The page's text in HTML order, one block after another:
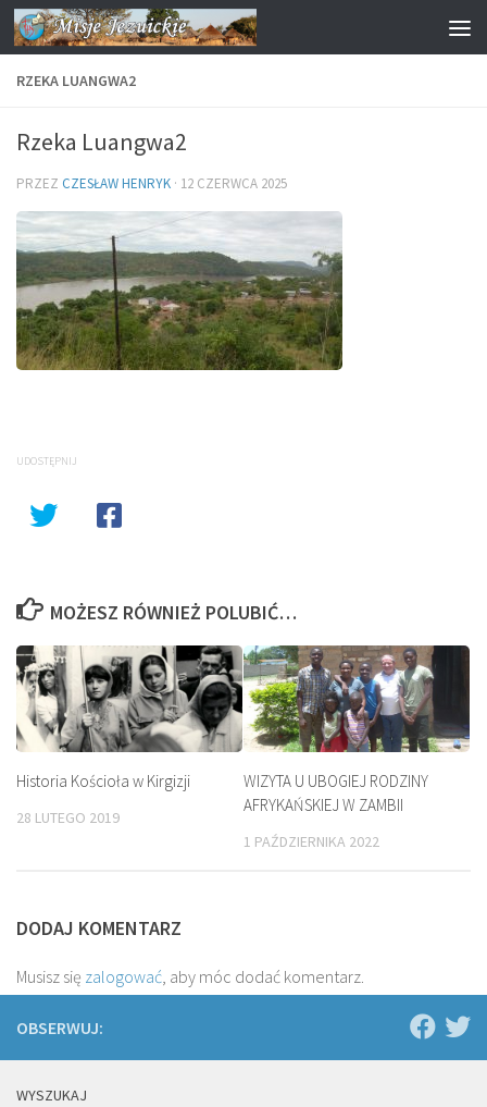
Przejdź do treści
RZEKA LUANGWA2
Rzeka Luangwa2
PRZEZ CZESŁAW HENRYK · 12 CZERWCA 2025
UDOSTĘPNIJ
MOŻESZ RÓWNIEŻ POLUBIĆ…
Historia Kościoła w Kirgizji
28 LUTEGO 2019
WIZYTA U UBOGIEJ RODZINY
AFRYKAŃSKIEJ W ZAMBII
1 PAŹDZIERNIKA 2022
DODAJ KOMENTARZ
Musisz się zalogować, aby móc dodać komentarz.
OBSERWUJ:
WYSZUKAJ